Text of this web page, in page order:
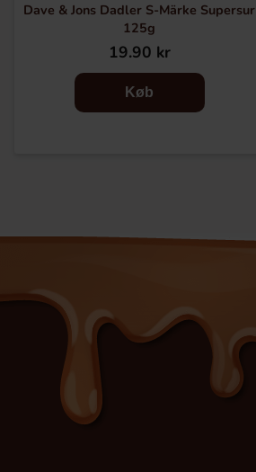
Dave & Jons Dadler S-Märke Supersur
125g
19.90 kr
Køb